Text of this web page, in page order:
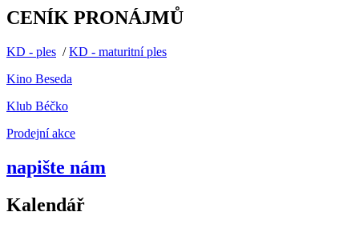
CENÍK PRONÁJMŮ
KD - ples /KD - maturitní ples
Kino Beseda
Klub Béčko
Prodejní akce
napište nám
Kalendář